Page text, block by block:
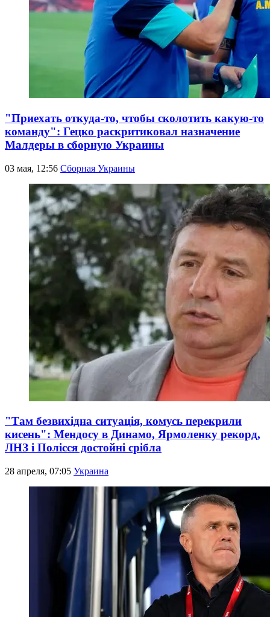
"Приехать откуда-то, чтобы сколотить какую-то
команду": Гецко раскритиковал назначение
Малдеры в сборную Украины
03 мая, 12:56 Сборная Украины
"Там безвихідна ситуація, комусь перекрили
кисень": Мендосу в Динамо, Ярмоленку рекорд,
ЛНЗ і Полісся достойні срібла
28 апреля, 07:05 Украина